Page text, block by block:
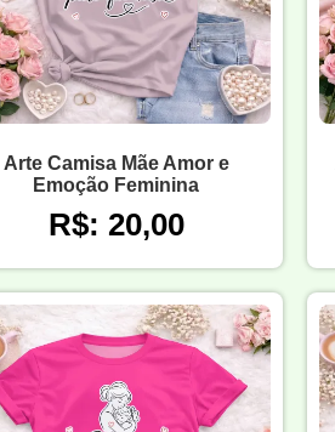
Arte Camisa Mãe Amor e
Emoção Feminina
R$: 20,00